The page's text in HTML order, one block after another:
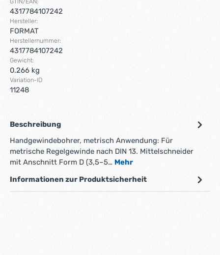
4317784107242
Hersteller:
FORMAT
Herstellernummer:
4317784107242
Gewicht:
0.266 kg
Variation-ID
11248
Beschreibung
Handgewindebohrer, metrisch Anwendung: Für
metrische Regelgewinde nach DIN 13. Mittelschneider
mit Anschnitt Form D (3,5–5… Mehr
Informationen zur Produktsicherheit